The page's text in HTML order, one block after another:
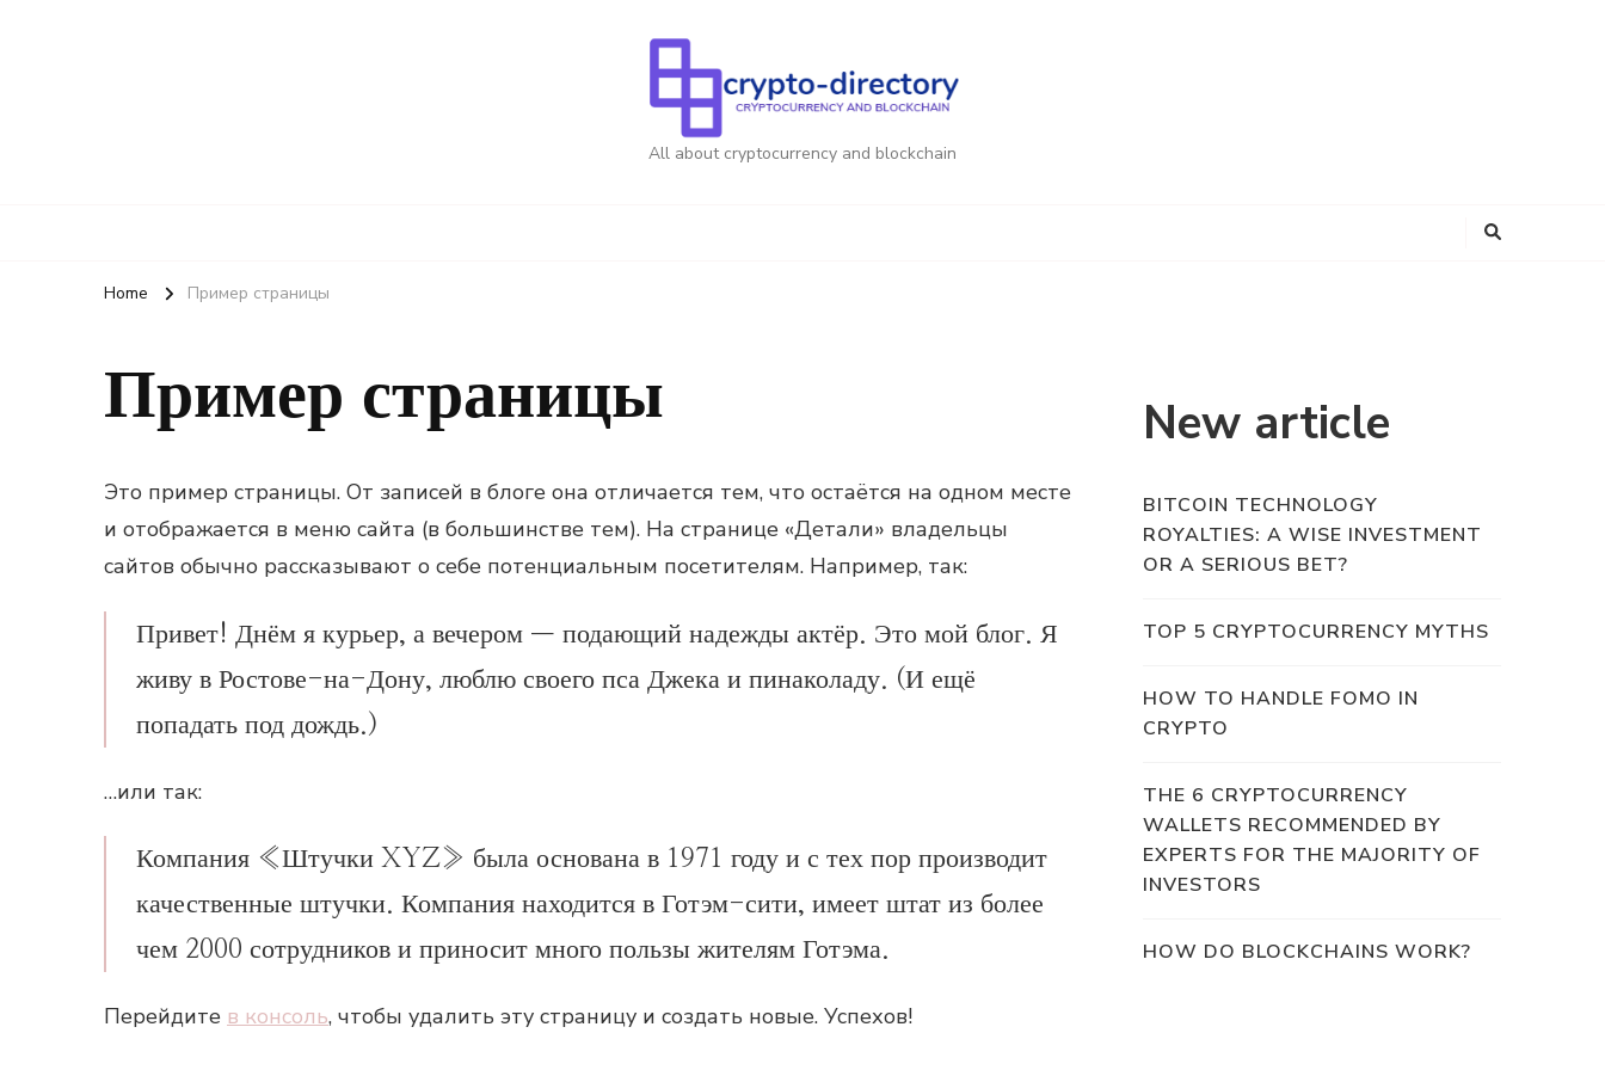
All about cryptocurrency and blockchain
Home Пример страницы
Пример страницы
Это пример страницы. От записей в блоге она отличается тем, что остаётся на одном месте
и отображается в меню сайта (в большинстве тем). На странице «Детали» владельцы
сайтов обычно рассказывают о себе потенциальным посетителям. Например, так:
Привет! Днём я курьер, а вечером — подающий надежды актёр. Это мой блог. Я
живу в Ростове-на-Дону, люблю своего пса Джека и пинаколаду. (И ещё
попадать под дождь.)
…или так:
Компания «Штучки XYZ» была основана в 1971 году и с тех пор производит
качественные штучки. Компания находится в Готэм-сити, имеет штат из более
чем 2000 сотрудников и приносит много пользы жителям Готэма.
Перейдите в консоль, чтобы удалить эту страницу и создать новые. Успехов!
New article
BITCOIN TECHNOLOGY
ROYALTIES: A WISE INVESTMENT
OR A SERIOUS BET?
TOP 5 CRYPTOCURRENCY MYTHS
HOW TO HANDLE FOMO IN
CRYPTO
THE 6 CRYPTOCURRENCY
WALLETS RECOMMENDED BY
EXPERTS FOR THE MAJORITY OF
INVESTORS
HOW DO BLOCKCHAINS WORK?